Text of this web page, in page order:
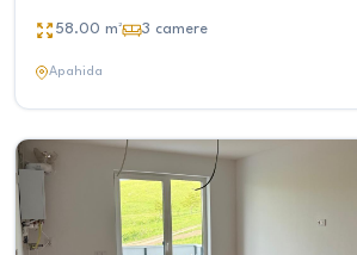
58.00 m² 3 camere
Apahida